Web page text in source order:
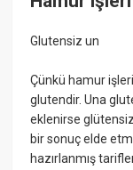
Glutensiz un
Çünkü hamur
glutendir. Una
eklenirse
bir sonuç elde
hazırlanmış